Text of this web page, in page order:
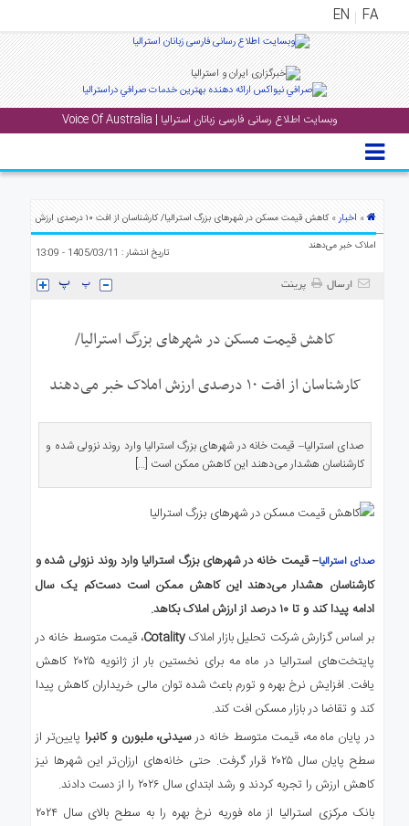
FA
EN
وبسایت اطلاع رسانی فارسی زبانان استرالیا | Voice Of Australia
منوی
اصلی
ارتباط
» اخبار
» کاهش قیمت مسکن در شهرهای بزرگ استرالیا/ کارشناسان از افت ۱۰ درصدی ارزش
املاک خبر می‌دهند
تاریخ انتشار : 1405/03/11 - 13:09
ارسال پرینت
کاهش قیمت مسکن در شهرهای بزرگ استرالیا/
کارشناسان از افت ۱۰ درصدی ارزش املاک خبر می‌دهند
صدای استرالیا– قیمت خانه در شهرهای بزرگ استرالیا وارد روند نزولی شده و
کارشناسان هشدار می‌دهند این کاهش ممکن است […]
صدای استرالیا– قیمت خانه در شهرهای بزرگ استرالیا وارد روند نزولی شده و
کارشناسان هشدار می‌دهند این کاهش ممکن است دست‌کم یک سال
ادامه پیدا کند و تا ۱۰ درصد از ارزش املاک بکاهد.
بر اساس گزارش شرکت تحلیل بازار املاکCotality، قیمت متوسط خانه در
پایتخت‌های استرالیا در ماه مه برای نخستین بار از ژانویه ۲۰۲۵ کاهش
یافت. افزایش نرخ بهره و تورم باعث شده توان مالی خریداران کاهش پیدا
کند و تقاضا در بازار مسکن افت کند.
در پایان ماه مه، قیمت متوسط خانه درسیدنی، ملبورن و کانبرا پایین‌تر از
سطح پایان سال ۲۰۲۵ قرار گرفت. حتی خانه‌های ارزان‌تر این شهرها نیز
کاهش ارزش را تجربه کردند و رشد ابتدای سال ۲۰۲۶ را از دست دادند.
بانک مرکزی استرالیا از ماه فوریه نرخ بهره را به سطح بالای سال ۲۰۲۴